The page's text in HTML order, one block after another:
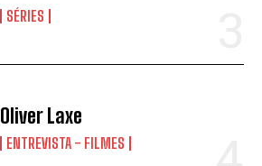
SÉRIES
Oliver Laxe
ENTREVISTA - FILMES